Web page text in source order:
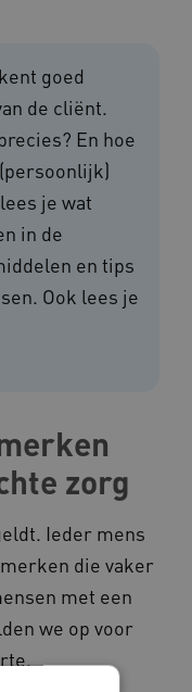
goed
de cliënt.
En hoe
je wat
in de
en tips
Ook lees je
zorg
Ieder mens
die vaker
met een
we op voor